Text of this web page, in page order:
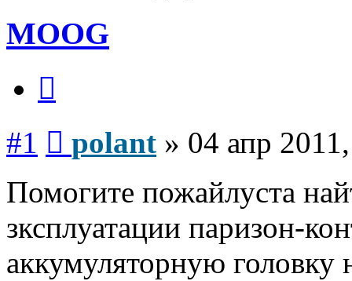
MOOG
#1 polant » 04 апр
Помогите пожайлуста
зксплуатации паризон-
аккумуляторную головку